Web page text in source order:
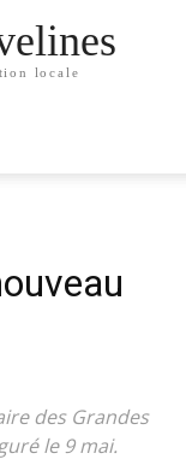
locale
des Grandes
le 9 mai.